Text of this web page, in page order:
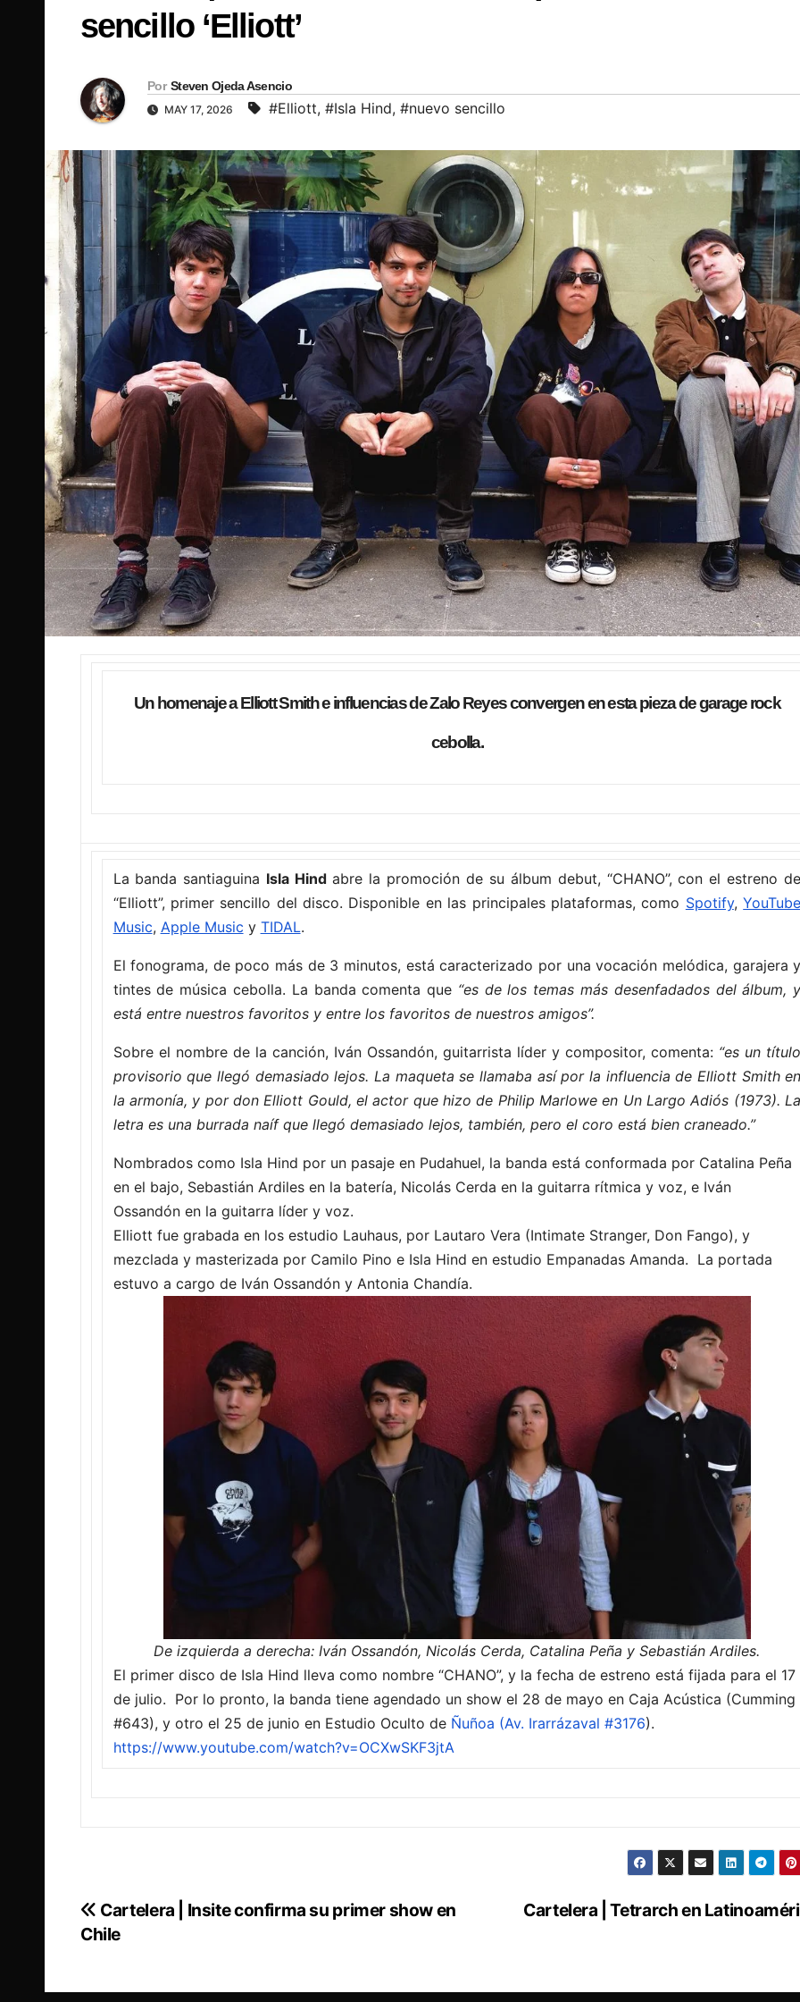
sencillo ‘Elliott’
Por Steven Ojeda Asencio
MAY 17, 2026 #Elliott, #Isla Hind, #nuevo sencillo
Un homenaje a Elliott Smith e influencias de Zalo Reyes convergen en esta pieza de garage rock
cebolla.
La banda santiaguina Isla Hindabre la promoción de su álbum debut, “CHANO”, con el estreno
“Elliott”, primer sencillo del disco. Disponible en las principales plataformas, como Spotify,
Music, Apple Music y TIDAL.
El fonograma, de poco más de 3 minutos, está caracterizado por una vocación melódica, garajera
tintes de música cebolla. La banda comenta que “es de los temas más desenfadados del álbum,
está entre nuestros favoritos y entre los favoritos de nuestros amigos”.
Sobre el nombre de la canción, Iván Ossandón, guitarrista líder y compositor, comenta: “es un
provisorio que llegó demasiado lejos. La maqueta se llamaba así por la influencia de Elliott Smith
la armonía, y por don Elliott Gould, el actor que hizo de Philip Marlowe en Un Largo Adiós (1973).
letra es una burrada naíf que llegó demasiado lejos, también, pero el coro está bien craneado.”
Nombrados como Isla Hind por un pasaje en Pudahuel, la banda está conformada por Catalina Peña
en el bajo, Sebastián Ardiles en la batería, Nicolás Cerda en la guitarra rítmica y voz, e Iván
Ossandón en la guitarra líder y voz.
Elliott fue grabada en los estudio Lauhaus, por Lautaro Vera (Intimate Stranger, Don Fango), y
mezclada y masterizada por Camilo Pino e Isla Hind en estudio Empanadas Amanda. La portada
estuvo a cargo de Iván Ossandón y Antonia Chandía.
De izquierda a derecha: Iván Ossandón, Nicolás Cerda, Catalina Peña y Sebastián Ardiles.
El primer disco de Isla Hind lleva como nombre “CHANO”, y la fecha de estreno está fijada para el 17
de julio. Por lo pronto, la banda tiene agendado un show el 28 de mayo en Caja Acústica (Cumming
#643), y otro el 25 de junio en Estudio Oculto de Ñuñoa (Av. Irarrázaval #3176).
https://www.youtube.com/watch?v=OCXwSKF3jtA
Navegación
de
entradas
Cartelera | Tetrarch en
Cartelera | Insite confirma su primer show en
Chile